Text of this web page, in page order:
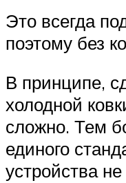
Это всегда
поэтому без
В принципе,
холодной
сложно. Тем
единого
устройства